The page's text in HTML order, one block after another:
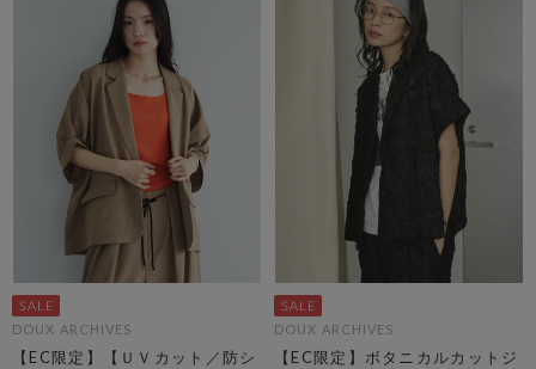
DOUX ARCHIVES
【EC限定】【ＵＶカット／防シ
DOUX ARCHIVES
【EC限定】ボタニカルカットジ